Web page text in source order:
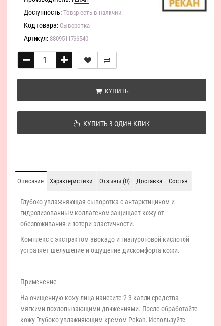
Доступность: Товар есть в наличии
Код товара: Сыворотка
Артикул: 8809511766540
КУПИТЬ
КУПИТЬ В ОДИН КЛИК
Описание Характеристики Отзывы (0) Доставка Состав
Глубоко увлажняющая сыворотка с антарктицином и
гидролизованным коллагеном защищает кожу от
обезвоживания и потери эластичности.
Комплекс с экстрактом авокадо и гиалуроновой кислотой
устраняет шелушение и ощущение дискомфорта кожи.
Применение
На очищенную кожу лица нанесите 2-3 капли средства
мягкими похлопывающими движениями. После обработайте
кожу Глубоко увлажняющим кремом Pekah. Используйте